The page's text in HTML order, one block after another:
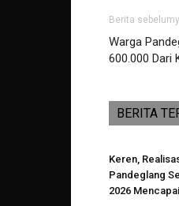
Berita
Warga
600.000 Dari
BERITA
Keren,
Pandeglang
2026